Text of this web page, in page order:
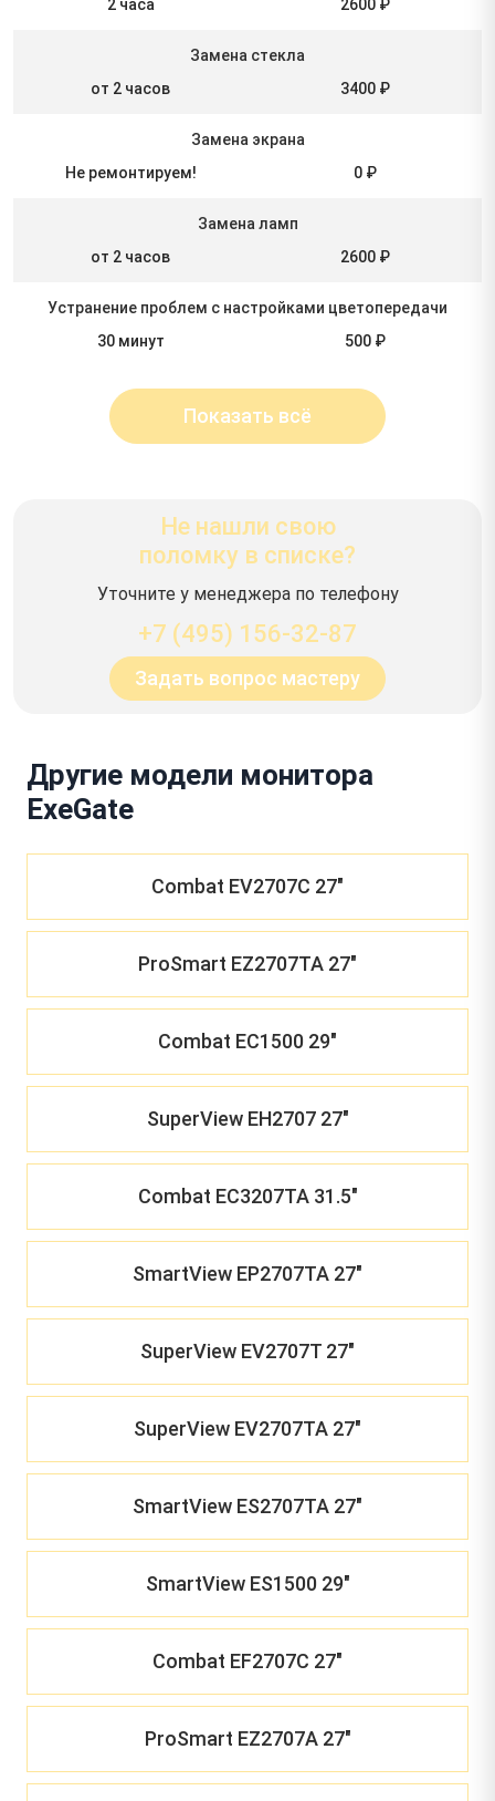
2 часа
2600 ₽
Замена стекла
от 2 часов
3400 ₽
Замена экрана
Не ремонтируем!
0 ₽
Замена ламп
от 2 часов
2600 ₽
Устранение проблем с настройками цветопередачи
30 минут
500 ₽
Показать всё
Не нашли свою
поломку в списке?
Уточните у менеджера по телефону
+7 (495) 156-32-87
Задать вопрос мастеру
Другие модели монитора
ExeGate
Combat EV2707C 27"
ProSmart EZ2707TA 27"
Combat EC1500 29"
SuperView EH2707 27"
Combat EC3207TA 31.5"
SmartView EP2707TA 27"
SuperView EV2707T 27"
SuperView EV2707TA 27"
SmartView ES2707TA 27"
SmartView ES1500 29"
Combat EF2707C 27"
ProSmart EZ2707A 27"